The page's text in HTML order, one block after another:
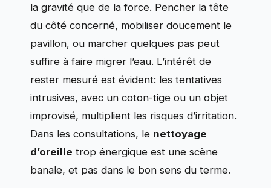
la gravité que de la force. Pencher la tête
du côté concerné, mobiliser doucement le
pavillon, ou marcher quelques pas peut
suffire à faire migrer l’eau. L’intérêt de
rester mesuré est évident: les tentatives
intrusives, avec un coton-tige ou un objet
improvisé, multiplient les risques d’irritation.
Dans les consultations, le nettoyage
d’oreille trop énergique est une scène
banale, et pas dans le bon sens du terme.